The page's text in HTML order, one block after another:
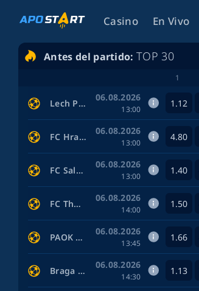
Casino En Vivo
Antes del partido:TOP 30
1
Lech Poznan — Klaksvik
06.08.2026
13:00
1.12
FC Hradec Králové — Besiktas
06.08.2026
13:00
4.80
FC Salzburg — Paphos
06.08.2026
13:00
1.40
FC Thun — Vikingur R.
06.08.2026
14:00
1.50
PAOK — Anderlecht
06.08.2026
13:45
1.66
Braga — Dinamo Minsk
06.08.2026
14:30
1.13